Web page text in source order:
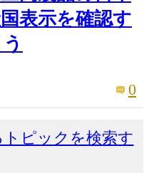
表示を確認す
0
トピックを検索す